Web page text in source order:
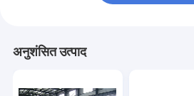
अनुशंसित उत्पाद